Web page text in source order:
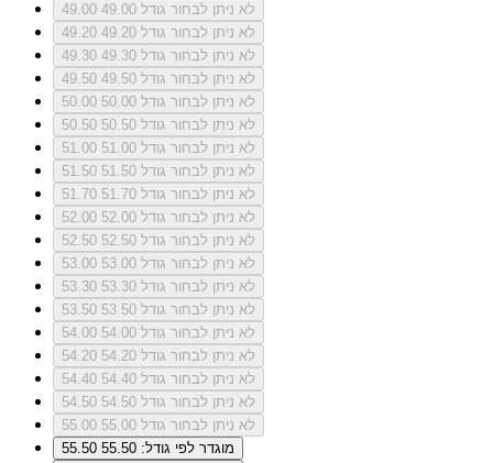
49.00
לא ניתן לבחור גודל 49.00
49.20
לא ניתן לבחור גודל 49.20
49.30
לא ניתן לבחור גודל 49.30
49.50
לא ניתן לבחור גודל 49.50
50.00
לא ניתן לבחור גודל 50.00
50.50
לא ניתן לבחור גודל 50.50
51.00
לא ניתן לבחור גודל 51.00
51.50
לא ניתן לבחור גודל 51.50
51.70
לא ניתן לבחור גודל 51.70
52.00
לא ניתן לבחור גודל 52.00
52.50
לא ניתן לבחור גודל 52.50
53.00
לא ניתן לבחור גודל 53.00
53.30
לא ניתן לבחור גודל 53.30
53.50
לא ניתן לבחור גודל 53.50
54.00
לא ניתן לבחור גודל 54.00
54.20
לא ניתן לבחור גודל 54.20
54.40
לא ניתן לבחור גודל 54.40
54.50
לא ניתן לבחור גודל 54.50
55.00
לא ניתן לבחור גודל 55.00
55.50
מוגדר לפי גודל: 55.50